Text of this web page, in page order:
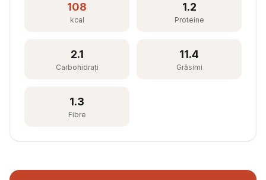
108
kcal
1.2
Proteine
2.1
Carbohidrați
11.4
Grăsimi
1.3
Fibre